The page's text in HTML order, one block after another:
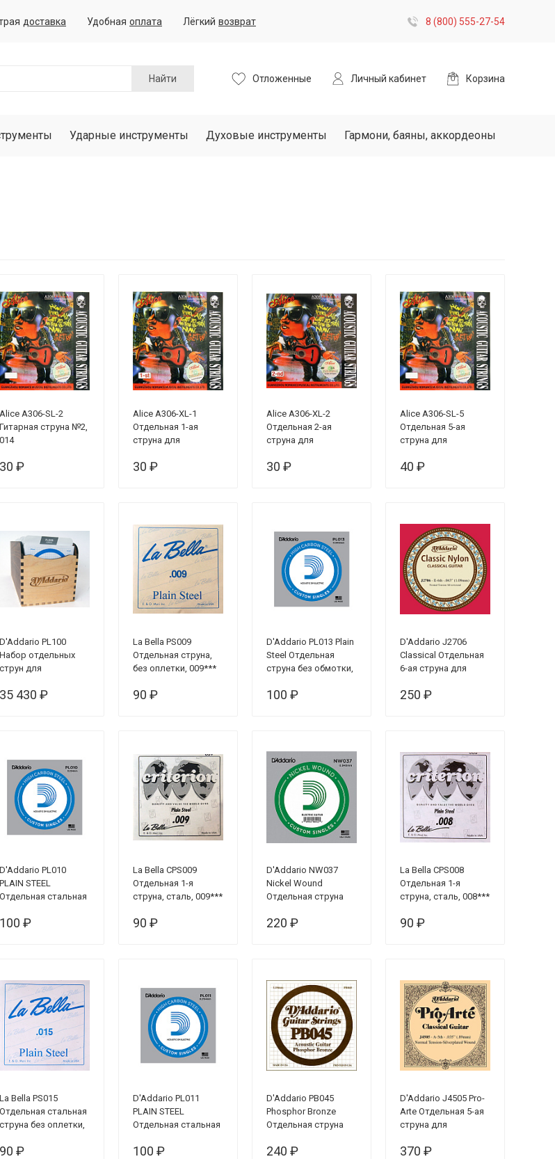
доставка Удобная оплата Лёгкий возврат 8 (800) 555-27-54
Найти Отложенные Личный кабинет Корзина
Ударные инструменты Духовые инструменты Гармони, баяны, аккордеоны
Alice A306-SL-2
Гитарная струна №2,
014
30 ₽
Alice A306-XL-1
Отдельная 1-ая
струна для
гитары, 010
30 ₽
Alice A306-XL-2
Отдельная 2-ая
струна для
гитары, 014
30 ₽
Alice A306-SL-5
Отдельная 5-ая
струна для
гитары, 042
40 ₽
D'Addario PL100
Набор отдельных
струн для
электрогитар,
35 430 ₽
La Bella PS009
Отдельная струна,
без оплетки, 009***
90 ₽
D'Addario PL013 Plain
Steel Отдельная
струна без обмотки,
100 ₽
D'Addario J2706
Classical Отдельная
6-ая струна для
гитары, нейлон,
250 ₽
D'Addario PL010
PLAIN STEEL
Отдельная стальная
0.010" D`Addario***
100 ₽
La Bella CPS009
Отдельная 1-я
струна, сталь, 009***
90 ₽
D'Addario NW037
Nickel Wound
Отдельная струна
никелированная,
220 ₽
La Bella CPS008
Отдельная 1-я
струна, сталь, 008***
90 ₽
La Bella PS015
Отдельная стальная
струна без оплетки,
90 ₽
D'Addario PL011
PLAIN STEEL
Отдельная стальная
0.011" D`Addario***
100 ₽
D'Addario PB045
Phosphor Bronze
Отдельная струна
гитары, фосфорная
240 ₽
D'Addario J4505 Pro-
Arte Отдельная 5-ая
струна для
гитары, посеребрен,
370 ₽